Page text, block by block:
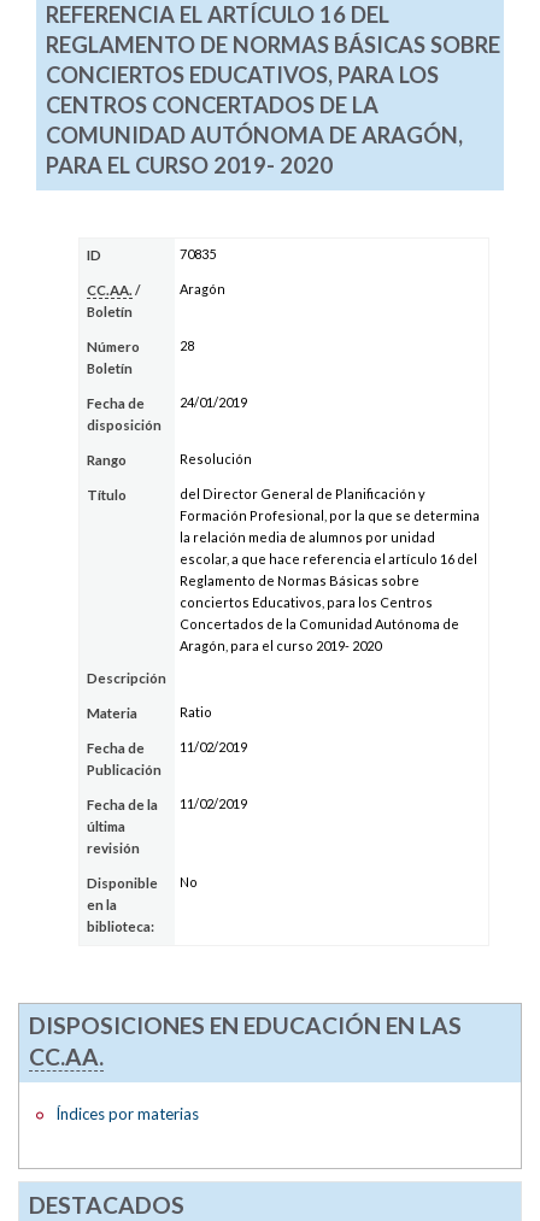
REFERENCIA EL ARTÍCULO 16 DEL
REGLAMENTO DE NORMAS BÁSICAS SOBRE
CONCIERTOS EDUCATIVOS, PARA LOS
CENTROS CONCERTADOS DE LA
COMUNIDAD AUTÓNOMA DE ARAGÓN,
PARA EL CURSO 2019- 2020
ID 70835
CC.AA. /
Boletín
Aragón
Número
Boletín
28
Fecha de
disposición
24/01/2019
Rango Resolución
Título
del Director General de Planificación y
Formación Profesional, por la que se determina
la relación media de alumnos por unidad
escolar, a que hace referencia el artículo 16 del
Reglamento de Normas Básicas sobre
conciertos Educativos, para los Centros
Concertados de la Comunidad Autónoma de
Aragón, para el curso 2019- 2020
Descripción
Materia Ratio
Fecha de
Publicación
11/02/2019
Fecha de la
última
revisión
11/02/2019
Disponible
en la
biblioteca:
No
DISPOSICIONES EN EDUCACIÓN EN LAS
CC.AA.
Índices por materias
DESTACADOS